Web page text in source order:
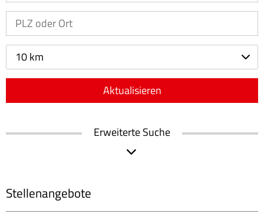
10 km
Aktualisieren
Erweiterte Suche
Stellenangebote